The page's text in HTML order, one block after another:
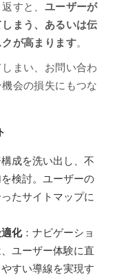
すと、 ユーザーが
まう、あるいは伝
が高まります。
まい、お問い合わ
会の損失にもつな
構成を洗い出し、不
検討。ユーザーの
たサイトマップに
化：ナビゲーショ
ユーザー体験に直
すい導線を実現す